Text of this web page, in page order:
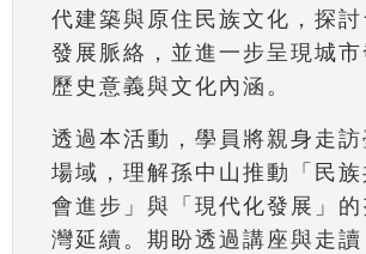
代建築與原住民族文化，探
發展脈絡，並進一步呈現城
歷史意義與文化內涵。
透過本活動，學員將親身走訪
場域，理解孫中山推動「民
會進步」與「現代化發展」
灣延續。期盼透過講座與走